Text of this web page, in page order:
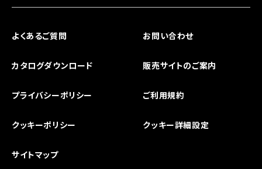
よくあるご質問 お問い合わせ
カタログダウンロード 販売サイトのご案内
プライバシーポリシー ご利用規約
クッキーポリシー クッキー詳細設定
サイトマップ